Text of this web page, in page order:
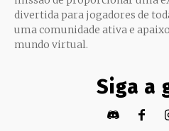
divertida para jogadores de
uma comunidade ativa e
mundo virtual.
Siga a